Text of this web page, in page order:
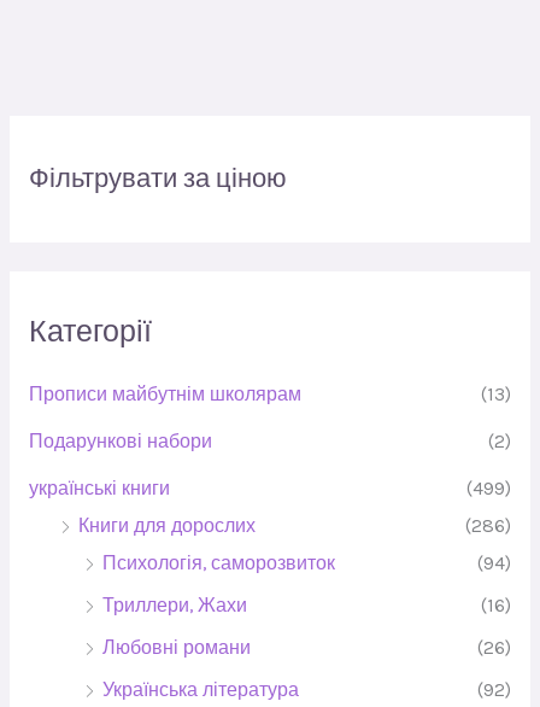
Фільтрувати за ціною
Категорії
Прописи майбутнім школярам (13)
Подарункові набори (2)
українські книги
(499)
Книги для дорослих
(286)
Психологія, саморозвиток
(94)
Триллери, Жахи
(16)
Любовні романи
(26)
Українська література
(92)